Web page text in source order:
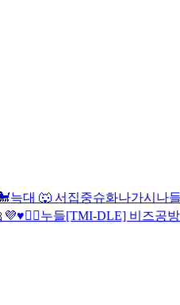
늑대 🐺 서집중슈화나가시나들
💜♥️🙇‍♀️누들[TMI-DLE] 비즈공